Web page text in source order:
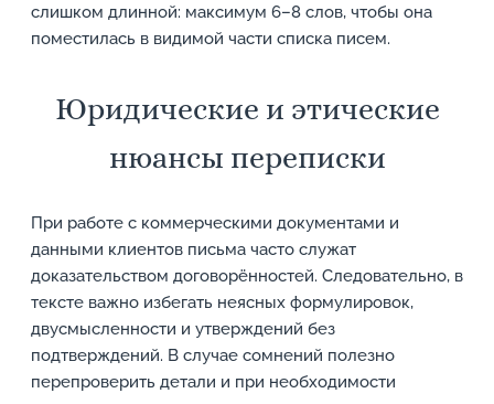
слишком длинной: максимум 6–8 слов, чтобы она
поместилась в видимой части списка писем.
Юридические и этические
нюансы переписки
При работе с коммерческими документами и
данными клиентов письма часто служат
доказательством договорённостей. Следовательно, в
тексте важно избегать неясных формулировок,
двусмысленности и утверждений без
подтверждений. В случае сомнений полезно
перепроверить детали и при необходимости